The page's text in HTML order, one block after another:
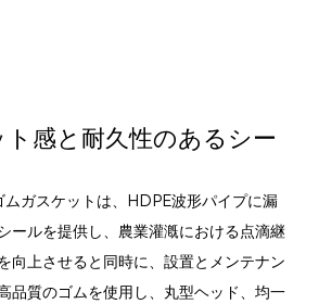
感と耐久性のあるシー
ガスケットは、HDPE波形パイプに漏
ールを提供し、農業灌漑における点滴継
向上させると同時に、設置とメンテナン
品質のゴムを使用し、丸型ヘッド、均一